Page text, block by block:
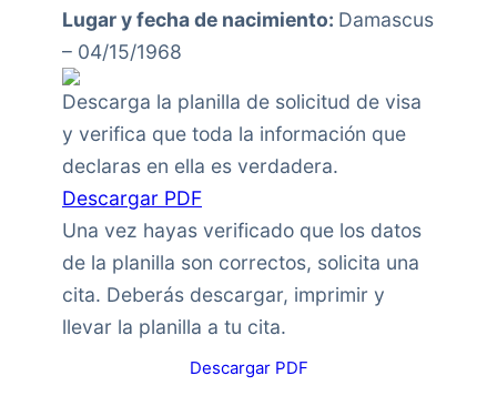
Lugar y fecha de nacimiento: Damascus
– 04/15/1968
Descarga la planilla de solicitud de visa
y verifica que toda la información que
declaras en ella es verdadera.
Descargar PDF
Una vez hayas verificado que los datos
de la planilla son correctos, solicita una
cita. Deberás descargar, imprimir y
llevar la planilla a tu cita.
Descargar PDF